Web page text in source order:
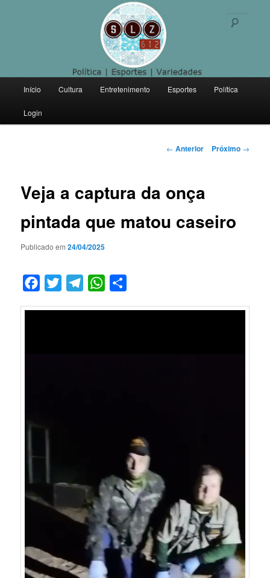
Politica | Esportes | Variedades
principal
Pular
para
principal
Início Cultura Entretenimento Esportes Política
Login
Navegação
← Anterior Próximo →
Veja a captura da onça
pintada que matou caseiro
Publicado em24/04/2025
Facebook
Twitter TelegramWhatsApp